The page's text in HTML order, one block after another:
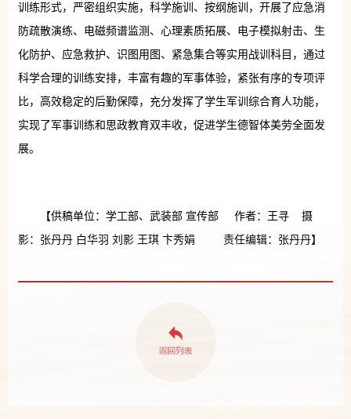
训练形式，严密组织实施，科学施训、按纲施训，开展了应急消
防疏散演练、电磁频谱监测、心理素质拓展、电子模拟射击、生
化防护、应急救护、识图用图、紧急集合等实用战训科目，通过
科学合理的训练安排，丰富有趣的军事体验，紧张有序的专项评
比，高效稳定的后勤保障，充分发挥了学生军训综合育人功能，
实现了军事训练和思政教育双丰收，促进学生德智体美劳全面发
展。
【供稿单位：学工部、武装部 宣传部 作者：王寻 摄
影：张丹丹 白华羽 刘影 王琪 卞秀娟 责任编辑：张丹丹】